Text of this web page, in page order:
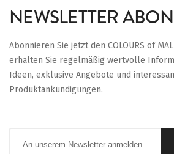
NEWSLETTER
Abonnieren Sie jetzt den COLOURS of
erhalten Sie regelmäßig wertvolle
Ideen, exklusive Angebote und
Produktankündigungen.